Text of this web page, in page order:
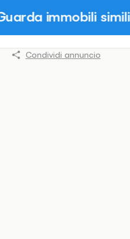
immobili simili
Condividi annuncio